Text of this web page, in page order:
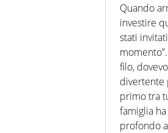
Quando
investire
stati
filo,
divertente
primo tra
famiglia
profondo